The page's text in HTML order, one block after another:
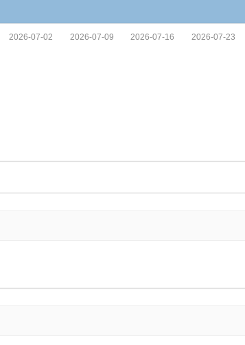
2026-07-23
2026-07-16
2026-07-09
2026-07-02